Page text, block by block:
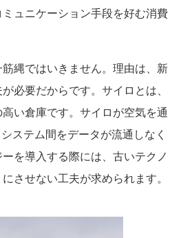
ュニケーション手段を好む消費
縄ではいきません。理由は、新
必要だからです。サイロとは、
い倉庫です。サイロが空気を通
ステム間をデータが流通しなく
を導入する際には、古いテクノ
させない工夫が求められます。